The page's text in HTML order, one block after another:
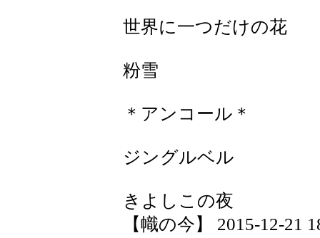
世界に一つだけの花
粉雪
＊アンコール＊
ジングルベル
きよしこの夜
【幟の今】 2015-12-21